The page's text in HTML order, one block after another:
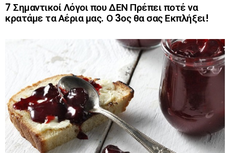
7 Σημαντικοί Λόγοι που ΔΕΝ Πρέπει ποτέ να
κρατάμε τα Αέρια μας. Ο 3ος θα σας Εκπλήξει!